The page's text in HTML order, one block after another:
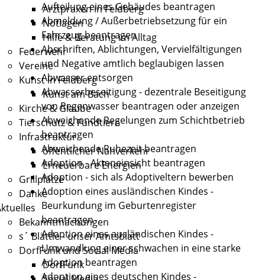
Arztpraxen in Feldberg
Notlagen
Hilfe & Beratung im Alltag
Feuerwehr
Vereine
Kunst in Feldberg
Kunst am Bach
Kirche & Glaube
Tierschutz & Fundtiere
Infrastruktur
öffentlicher Nahverkehr
Erneuerbare Energien
Grillplätze
Danke
Bekanntmachungen
s´ Blättle - unser Amtsblatt
DorfFunk und Social Media
DorfFunk
Aufteilung eines Gebäudes beantragen
Abmeldung / Außerbetriebsetzung für ein
Fahrzeug beantragen
Abschriften, Ablichtungen, Vervielfältigungen
und Negative amtlich beglaubigen lassen
Abwasser entsorgen
Abwasserbeseitigung - dezentrale Beseitigung
von Regenwasser beantragen oder anzeigen
Abweichende Regelungen zum Schichtbetrieb
beantragen
Abweichende Ruhezeit beantragen
Adoption - Akteneinsicht beantragen
Adoption - sich als Adoptiveltern bewerben
Adoption eines ausländischen Kindes -
Beurkundung im Geburtenregister
beantragen
Adoption eines ausländischen Kindes -
Umwandlung einer schwachen in eine starke
Adoption beantragen
Adoption eines deutschen Kindes -